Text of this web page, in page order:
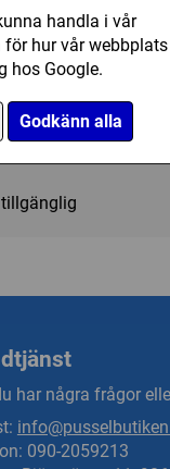
handla i vår
hur vår webbplats
hos Google.
Godkänn alla
Bitar/500 - 999
Slott
kr
tillgänglig
har några frågor
090-2059213